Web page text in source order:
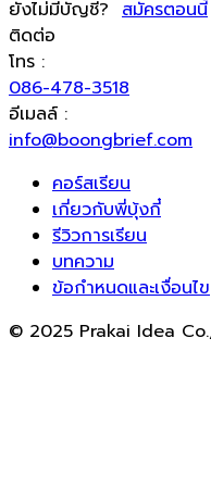
ยังไม่มีบัญชี? สมัครตอนนี้
ติดต่อ
โทร :
086-478-3518
อีเมลล์ :
info@boongbrief.com
คอร์สเรียน
เกี่ยวกับพี่บุ้งกี๋
รีวิวการเรียน
บทความ
ข้อกำหนดและเงื่อนไข
© 2025 Prakai Idea